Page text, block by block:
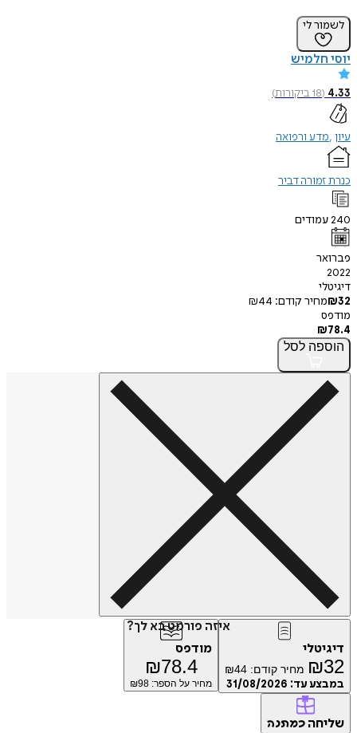
לשמור לי
יוסי חלמיש
4.33
(
18ביקורות)
עיון מדע ורפואה
כנרת זמורה דביר
240עמודים
פברואר
2022
דיגיטלי
₪32 מחיר קודם: ₪44
מודפס
₪78.4
הוספה לסל
איזה פורמט בא לך?
דיגיטלי
₪32 מחיר קודם: ₪44
במבצע עד: 31/08/2026
מודפס
₪78.4
מחיר על הספר: ₪ 98
שליחה כמתנה